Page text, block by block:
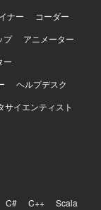
ナー
コーダー
プ
アニメーター
ー
ヘルプデスク
サイエンティスト
C# C++
Scala